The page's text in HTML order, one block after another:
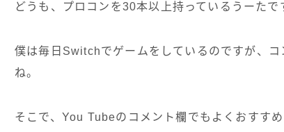
どうも、プロコンを30本以上持っているうーたで
僕は毎日Switchでゲームをしているのですが、
ね。
そこで、You Tubeのコメント欄でもよくおすす